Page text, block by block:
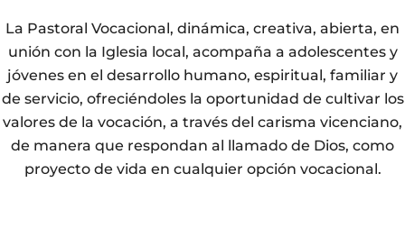
La Pastoral Vocacional, dinámica, creativa, abierta, en
unión con la Iglesia local, acompaña a adolescentes y
jóvenes en el desarrollo humano, espiritual, familiar y
de servicio, ofreciéndoles la oportunidad de cultivar los
valores de la vocación, a través del carisma vicenciano,
de manera que respondan al llamado de Dios, como
proyecto de vida en cualquier opción vocacional.